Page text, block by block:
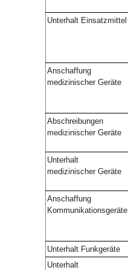
Unterhalt Einsatzmittel
Anschaffung
medizinischer Geräte
Abschreibungen
medizinischer Geräte
Unterhalt
medizinischer Geräte
Anschaffung
Kommunikationsgeräte
Unterhalt Funkgeräte
Unterhalt